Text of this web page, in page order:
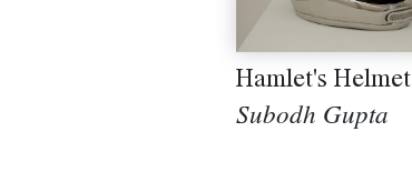
Hamlet's Helmet
Subodh Gupta